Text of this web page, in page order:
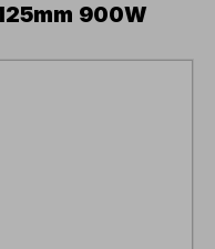
900W